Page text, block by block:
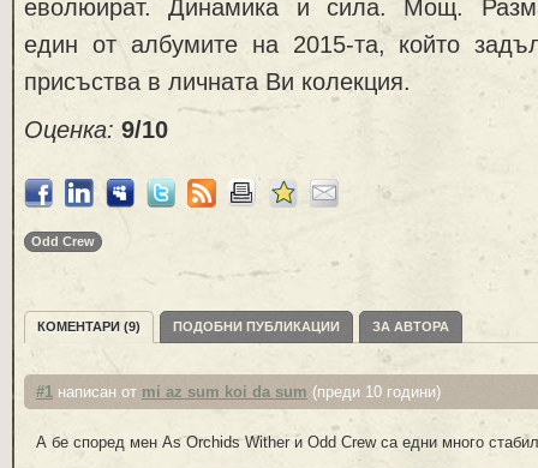
еволюират. Динамика и сила. Мощ.
един от албумите на 2015-та, който
присъства в личната Ви колекция.
Оценка: 9/10
Odd Crew
КОМЕНТАРИ (9) ПОДОБНИ ПУБЛИКАЦИИ ЗА АВТОРА
#1 написан от mi az sum koi da sum (преди 10 години)
А бе според мен As Orchids Wither и Odd Crew са едни много